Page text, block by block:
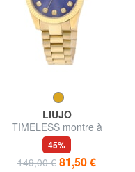
LIUJO
TIMELESS montre à
mouvement quartz
45%
149,00 € 81,50 €